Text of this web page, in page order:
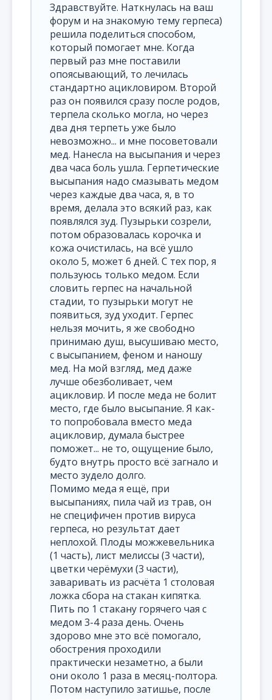
Здравствуйте. Наткнулась на ваш
форум и на знакомую тему герпеса)
решила поделиться способом,
который помогает мне. Когда
первый раз мне поставили
опоясывающий, то лечилась
стандартно ацикловиром. Второй
раз он появился сразу после родов,
терпела сколько могла, но через
два дня терпеть уже было
невозможно... и мне посоветовали
мед. Нанесла на высыпания и через
два часа боль ушла. Герпетические
высыпания надо смазывать медом
через каждые два часа, я, в то
время, делала это всякий раз, как
появлялся зуд. Пузырьки созрели,
потом образовалась корочка и
кожа очистилась, на всё ушло
около 5, может 6 дней. С тех пор, я
пользуюсь только медом. Если
словить герпес на начальной
стадии, то пузырьки могут не
появиться, зуд уходит. Герпес
нельзя мочить, я же свободно
принимаю душ, высушиваю место,
с высыпанием, феном и наношу
мед. На мой взгляд, мед даже
лучше обезболивает, чем
ацикловир. И после меда не болит
место, где было высыпание. Я как-
то попробовала вместо меда
ацикловир, думала быстрее
поможет... не то, ощущение было,
будто внутрь просто всё загнало и
место зудело долго.
Помимо меда я ещё, при
высыпаниях, пила чай из трав, он
не специфичен против вируса
герпеса, но результат дает
неплохой. Плоды можжевельника
(1 часть), лист мелиссы (3 части),
цветки черёмухи (3 части),
заваривать из расчёта 1 столовая
ложка сбора на стакан кипятка.
Пить по 1 стакану горячего чая с
медом 3-4 раза день. Очень
здорово мне это всё помогало,
обострения проходили
практически незаметно, а были
они около 1 раза в месяц-полтора.
Потом наступило затишье, после